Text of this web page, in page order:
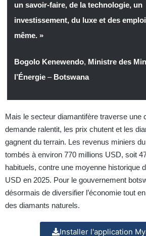
un savoir-faire, de la technologie, un
investissement, du luxe et des
même. »
Bogolo Kenewendo, Ministre des
l’Énergie– Botswana
Mais le secteur diamantifère traverse une
demande ralentit, les prix chutent et les
gagnent du terrain. Les revenus miniers
tombés à environ 770 millions USD, soit
habituels, contre une moyenne historique
USD en 2025. Pour le gouvernement
désormais de diversifier l’économie tout
des diamants naturels.
Installer l'application